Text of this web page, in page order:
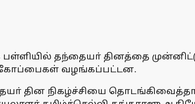
தந்தையா் தினத்தை
கோப்பைகள் வழங்கப்பட்டன.
தின நிகழ்ச்சியை